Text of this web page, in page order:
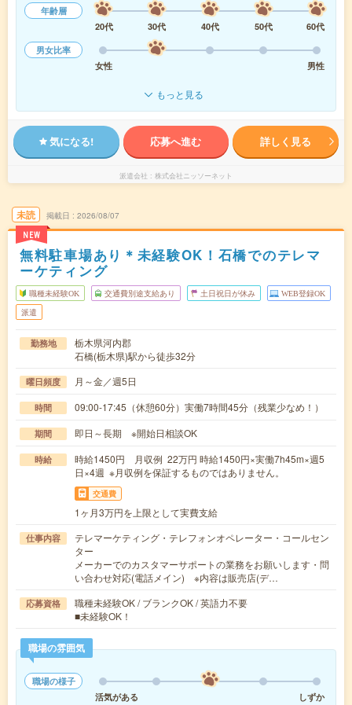
年齢層
20代
30代 40代 50代
60代
男女比率
女性
男性
もっと見る
気になる! 応募へ進む 詳しく見る
派遣会社 株式会社ニッソーネット
未読
NEW
掲載日 2026/08/07
無料駐車場あり＊未経験OK！石橋でのテレマ
ーケティング
職種未経験OK 交通費別途支給あり 土日祝日が休み WEB登録OK
派遣
勤務地
栃木県河内郡
石橋(栃木県)駅から徒歩32分
曜日頻度 月～金／週5日
時間 09:00-17:45（休憩60分）実働7時間45分（残業少なめ！）
期間 即日～長期 ※開始日相談OK
時給
時給1450円 月収例 22万円 時給1450円×実働7h45m×週5
日×4週 ※月収例を保証するものではありません。
交通費
1ヶ月3万円を上限として実費支給
仕事内容
テレマーケティング・テレフォンオペレーター・コールセン
ター
メーカーでのカスタマーサポートの業務をお願いします・問
い合わせ対応(電話メイン) ※内容は販売店(デ…
応募資格
職種未経験OK / ブランクOK / 英語力不要
■未経験OK！
職場の雰囲気
職場の様子
活気がある
しずか